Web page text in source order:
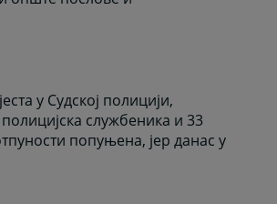
у Судској полицији,
службеника и 33
попуњена, јер данас у